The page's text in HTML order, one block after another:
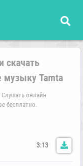
скачать
музыку Tamta
Слушать онлайн
бесплатно.
3:13